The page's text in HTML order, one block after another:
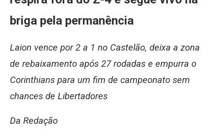
briga pela permanência
Laion vence por 2 a 1 no Castelão, deixa a zona
de rebaixamento após 27 rodadas e empurra o
Corinthians para um fim de campeonato sem
chances de Libertadores
Da Redação